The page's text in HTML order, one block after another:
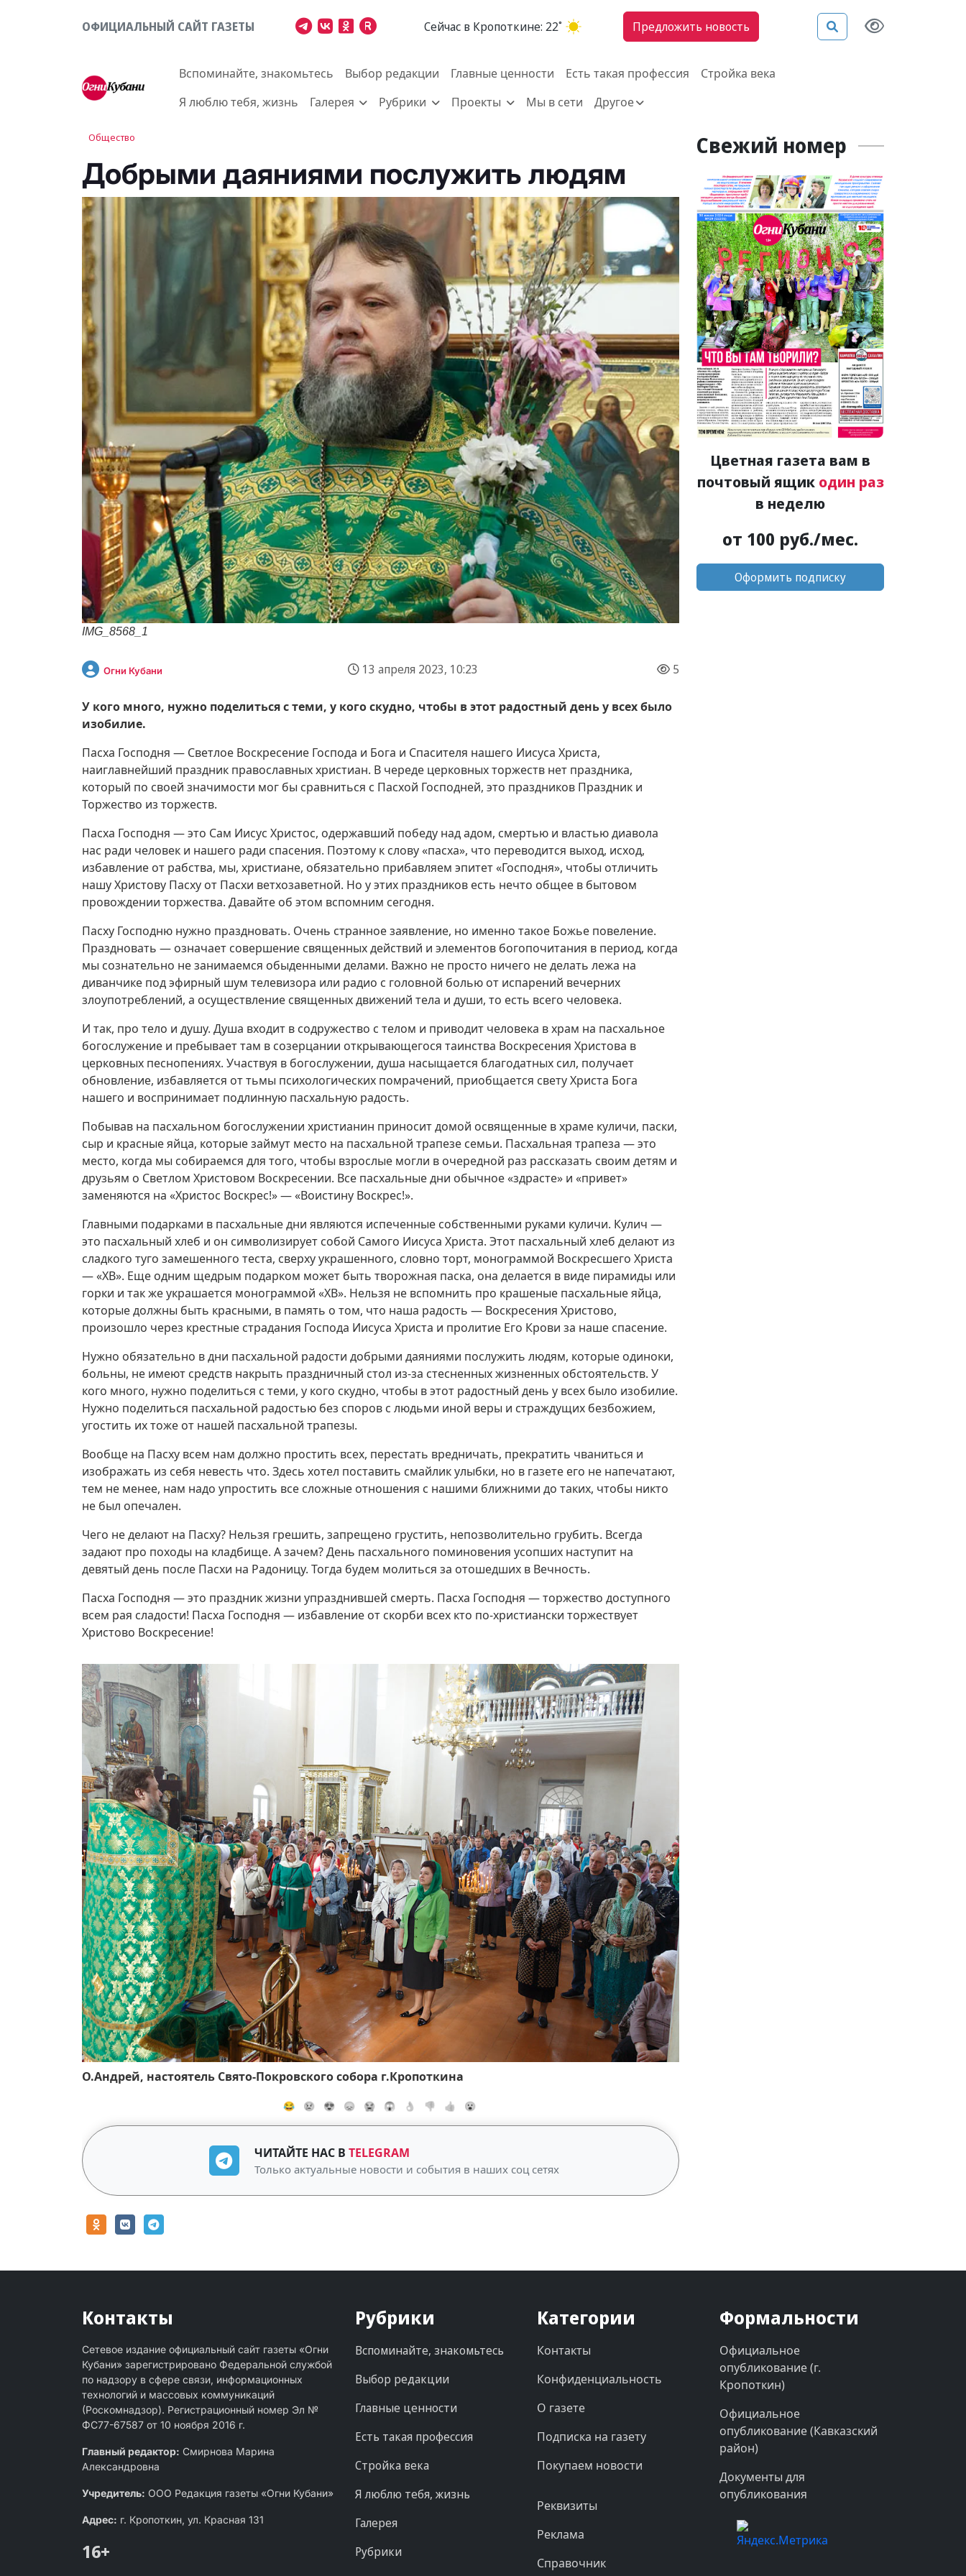
ОФИЦИАЛЬНЫЙ САЙТ ГАЗЕТЫ Cейчас в Кропоткине: 22˚ Предложить новость
Вспоминайте, знакомьтесь Выбор редакции Главные ценности Есть такая профессия
Стройка века
Я люблю тебя, жизнь
Галерея Рубрики Проекты Мы в сети Другое
Общество
Добрыми даяниями послужить людям
IMG_8568_1
Огни Кубани 13 апреля 2023, 10:23 5
У кого много, нужно поделиться с теми, у кого скудно, чтобы в этот радостный день у всех было
изобилие.
Пасха Господня — Светлое Воскресение Господа и Бога и Спасителя нашего Иисуса Христа,
наиглавнейший праздник православных христиан. В череде церковных торжеств нет праздника,
который по своей значимости мог бы сравниться с Пасхой Господней, это праздников Праздник и
Торжество из торжеств.
Пасха Господня — это Сам Иисус Христос, одержавший победу над адом, смертью и властью диавола
нас ради человек и нашего ради спасения. Поэтому к слову «пасха», что переводится выход, исход,
избавление от рабства, мы, христиане, обязательно прибавляем эпитет «Господня», чтобы отличить
нашу Христову Пасху от Пасхи ветхозаветной. Но у этих праздников есть нечто общее в бытовом
провождении торжества. Давайте об этом вспомним сегодня.
Пасху Господню нужно праздновать. Очень странное заявление, но именно такое Божье повеление.
Праздновать — означает совершение священных действий и элементов богопочитания в период, когда
мы сознательно не занимаемся обыденными делами. Важно не просто ничего не делать лежа на
диванчике под эфирный шум телевизора или радио с головной болью от испарений вечерних
злоупотреблений, а осуществление священных движений тела и души, то есть всего человека.
И так, про тело и душу. Душа входит в содружество с телом и приводит человека в храм на пасхальное
богослужение и пребывает там в созерцании открывающегося таинства Воскресения Христова в
церковных песнопениях. Участвуя в богослужении, душа насыщается благодатных сил, получает
обновление, избавляется от тьмы психологических помрачений, приобщается свету Христа Бога
нашего и воспринимает подлинную пасхальную радость.
Побывав на пасхальном богослужении христианин приносит домой освященные в храме куличи, паски,
сыр и красные яйца, которые займут место на пасхальной трапезе семьи. Пасхальная трапеза — это
место, когда мы собираемся для того, чтобы взрослые могли в очередной раз рассказать своим детям и
друзьям о Светлом Христовом Воскресении. Все пасхальные дни обычное «здрасте» и «привет»
заменяются на «Христос Воскрес!» — «Воистину Воскрес!».
Главными подарками в пасхальные дни являются испеченные собственными руками куличи. Кулич —
это пасхальный хлеб и он символизирует собой Самого Иисуса Христа. Этот пасхальный хлеб делают из
сладкого туго замешенного теста, сверху украшенного, словно торт, монограммой Воскресшего Христа
— «ХВ». Еще одним щедрым подарком может быть творожная паска, она делается в виде пирамиды или
горки и так же украшается монограммой «ХВ». Нельзя не вспомнить про крашеные пасхальные яйца,
которые должны быть красными, в память о том, что наша радость — Воскресения Христово,
произошло через крестные страдания Господа Иисуса Христа и пролитие Его Крови за наше спасение.
Нужно обязательно в дни пасхальной радости добрыми даяниями послужить людям, которые одиноки,
больны, не имеют средств накрыть праздничный стол из-за стесненных жизненных обстоятельств. У
кого много, нужно поделиться с теми, у кого скудно, чтобы в этот радостный день у всех было изобилие.
Нужно поделиться пасхальной радостью без споров с людьми иной веры и страждущих безбожием,
угостить их тоже от нашей пасхальной трапезы.
Вообще на Пасху всем нам должно простить всех, перестать вредничать, прекратить чваниться и
изображать из себя невесть что. Здесь хотел поставить смайлик улыбки, но в газете его не напечатают,
тем не менее, нам надо упростить все сложные отношения с нашими ближними до таких, чтобы никто
не был опечален.
Чего не делают на Пасху? Нельзя грешить, запрещено грустить, непозволительно грубить. Всегда
задают про походы на кладбище. А зачем? День пасхального поминовения усопших наступит на
девятый день после Пасхи на Радоницу. Тогда будем молиться за отошедших в Вечность.
Пасха Господня — это праздник жизни упразднившей смерть. Пасха Господня — торжество доступного
всем рая сладости! Пасха Господня — избавление от скорби всех кто по-христиански торжествует
Христово Воскресение!
О.Андрей, настоятель Свято-Покровского собора г.Кропоткина
😂 😢 😍 😞 😭 😱 👌 👎 👍 😮
ЧИТАЙТЕ НАС В TELEGRAM
Только актуальные новости и события в наших соц сетях
Свежий номер
Цветная газета вам в
почтовый ящик один раз
в неделю
от 100 руб./мес.
Оформить подписку
Контакты
Сетевое издание официальный сайт газеты «Огни
Кубани» зарегистрировано Федеральной службой
по надзору в сфере связи, информационных
технологий и массовых коммуникаций
(Роскомнадзор). Регистрационный номер Эл №
ФС77-67587 от 10 ноября 2016 г.
Главный редактор: Смирнова Марина
Александровна
Учредитель: ООО Редакция газеты «Огни Кубани»
Адрес: г. Кропоткин, ул. Красная 131
16+
Рубрики
Вспоминайте, знакомьтесь
Выбор редакции
Главные ценности
Есть такая профессия
Стройка века
Я люблю тебя, жизнь
Галерея
Рубрики
Категории
Контакты
Конфиденциальность
О газете
Подписка на газету
Покупаем новости
Реквизиты
Реклама
Справочник
Формальности
Официальное
опубликование (г.
Кропоткин)
Официальное
опубликование (Кавказский
район)
Документы для
опубликования